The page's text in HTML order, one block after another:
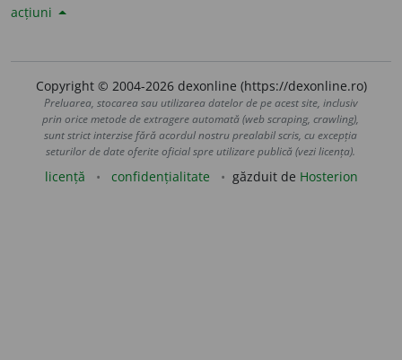
acțiuni
Copyright © 2004-2026 dexonline (https://dexonline.ro)
Preluarea, stocarea sau utilizarea datelor de pe acest site, inclusiv
prin orice metode de extragere automată (web scraping, crawling),
sunt strict interzise fără acordul nostru prealabil scris, cu excepția
seturilor de date oferite oficial spre utilizare publică (vezi licența).
licență confidențialitate găzduit de Hosterion